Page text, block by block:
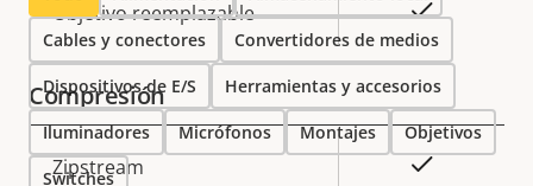
Objetivo reemplazable Sí
Compresión
Descripción
Zipstream
Cables y conectores Convertidores de medios
Dispositivos de E/S Herramientas y accesorios
Iluminadores Micrófonos Montajes Objetivos
Switches